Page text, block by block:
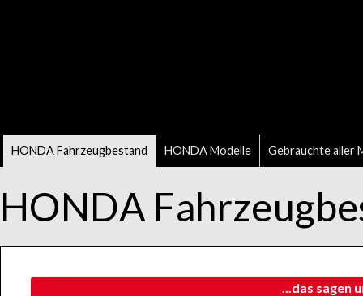
HONDA Fahrzeugbestand HONDA Modelle Gebrauchte aller
HONDA
...das sagen